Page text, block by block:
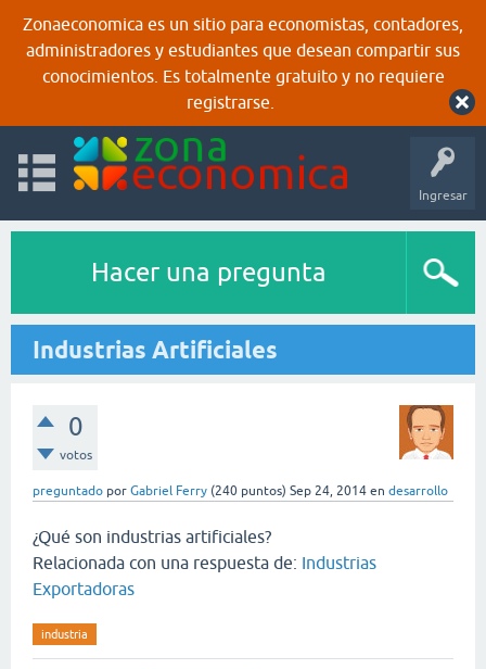
Zonaeconomica es un sitio para economistas, contadores,
administradores y estudiantes que desean compartir sus
conocimientos. Es totalmente gratuito y no requiere
registrarse.
Ingresar
Hacer una pregunta
Industrias Artificiales
0
votos
preguntado por Gabriel Ferry (240 puntos) Sep 24, 2014 en desarrollo
¿Qué son industrias artificiales?
Relacionada con una respuesta de: Industrias
Exportadoras
industria